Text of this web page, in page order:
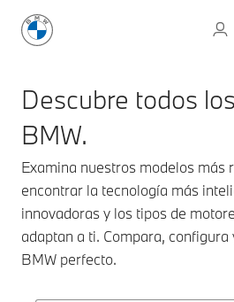
Descubre todos
BMW.
Examina nuestros modelos más
encontrar la tecnología más
innovadoras y los tipos de
adaptan a ti. Compara,
BMW perfecto.